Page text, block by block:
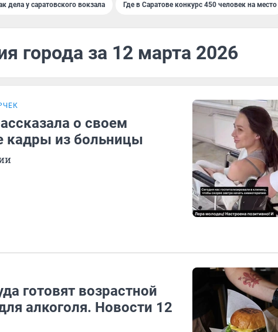
дела у саратовского вокзала Где в Саратове конкурс 450 человек на место
города за 12 марта 2026
о своем
кадры из больницы
готовят возрастной
алкоголя. Новости 12